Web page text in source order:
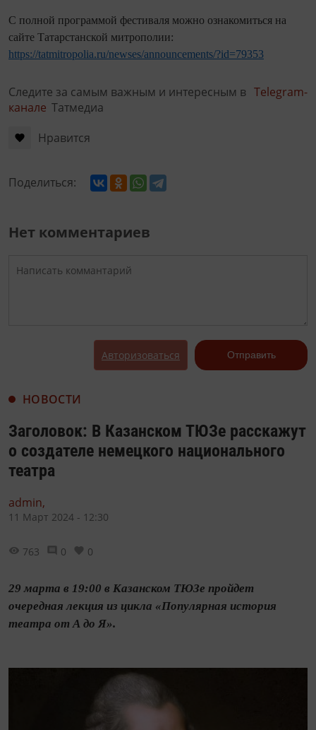
С полной программой фестиваля можно ознакомиться на
сайте Татарстанской митрополии:
https://tatmitropolia.ru/newses/announcements/?id=79353
Следите за самым важным и интересным в Telegram-
канале Татмедиа
Нравится
Поделиться:
Нет комментариев
Авторизоваться Отправить
НОВОСТИ
Заголовок: В Казанском ТЮЗе расскажут
о создателе немецкого национального
театра
admin,
11 Март 2024 - 12:30
763 0 0
29 марта в 19:00 в Казанском ТЮЗе пройдет
очередная лекция из цикла «Популярная история
театра от А до Я».